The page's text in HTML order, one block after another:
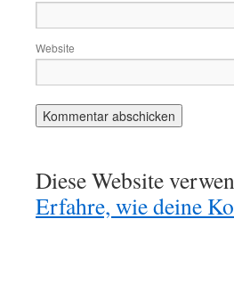
Website
Diese Website
Erfahre, wie deine